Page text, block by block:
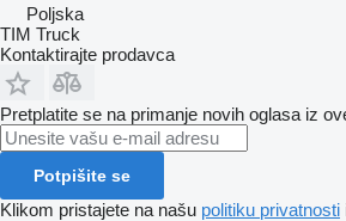
Poljska
TIM Truck
Kontaktirajte prodavca
Pretplatite se na primanje novih oglasa iz
Potpišite se
Klikom pristajete na našu politiku privatnosti